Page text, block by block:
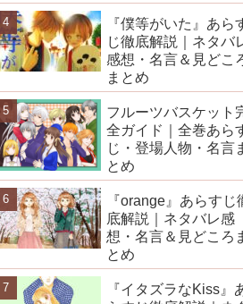
『僕等がいた』あら
じ徹底解説｜ネタバ
感想・名言＆見どこ
まとめ
フルーツバスケット
全ガイド｜全巻あら
じ・登場人物・名言
とめ
『orange』あらすじ
底解説｜ネタバレ感
想・名言＆見どころ
とめ
『イタズラなKiss』